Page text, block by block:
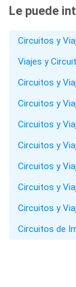
Le puede
Circuitos y
Viajes y
Circuitos y
Circuitos y
Circuitos y
Circuitos y
Circuitos y
Circuitos y
Circuitos y
Circuitos de